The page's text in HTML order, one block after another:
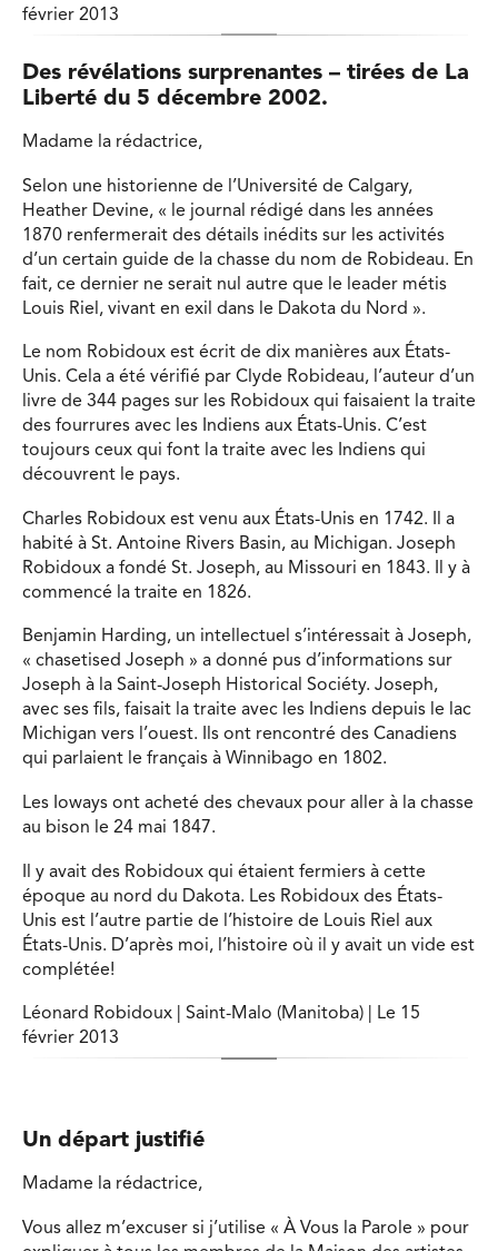
février 2013
Des révélations surprenantes – tirées de La
Liberté du 5 décembre 2002.
Madame la rédactrice,
Selon une historienne de l’Université de Calgary,
Heather Devine, « le journal rédigé dans les années
1870 renfermerait des détails inédits sur les activités
d’un certain guide de la chasse du nom de Robideau. En
fait, ce dernier ne serait nul autre que le leader métis
Louis Riel, vivant en exil dans le Dakota du Nord ».
Le nom Robidoux est écrit de dix manières aux États-
Unis. Cela a été vérifié par Clyde Robideau, l’auteur d’un
livre de 344 pages sur les Robidoux qui faisaient la traite
des fourrures avec les Indiens aux États-Unis. C’est
toujours ceux qui font la traite avec les Indiens qui
découvrent le pays.
Charles Robidoux est venu aux États-Unis en 1742. Il a
habité à St. Antoine Rivers Basin, au Michigan. Joseph
Robidoux a fondé St. Joseph, au Missouri en 1843. Il y à
commencé la traite en 1826.
Benjamin Harding, un intellectuel s’intéressait à Joseph,
« chasetised Joseph » a donné pus d’informations sur
Joseph à la Saint-Joseph Historical Sociéty. Joseph,
avec ses fils, faisait la traite avec les Indiens depuis le lac
Michigan vers l’ouest. Ils ont rencontré des Canadiens
qui parlaient le français à Winnibago en 1802.
Les Ioways ont acheté des chevaux pour aller à la chasse
au bison le 24 mai 1847.
Il y avait des Robidoux qui étaient fermiers à cette
époque au nord du Dakota. Les Robidoux des États-
Unis est l’autre partie de l’histoire de Louis Riel aux
États-Unis. D’après moi, l’histoire où il y avait un vide est
complétée!
Léonard Robidoux | Saint-Malo (Manitoba) | Le 15
février 2013
Un départ justifié
Madame la rédactrice,
Vous allez m’excuser si j’utilise « À Vous la Parole » pour